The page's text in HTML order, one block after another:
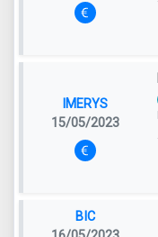
IMERYS
15/05/2023
BIC